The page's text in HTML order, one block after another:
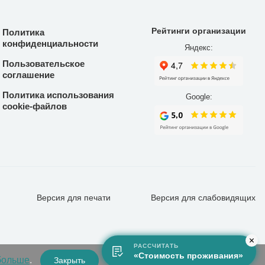
. Закрыть
Политика
конфиденциальности
Пользовательское
соглашение
Политика использования
cookie-файлов
Рейтинги организации
Яндекс:
Google:
Версия для слабовидящих
Версия для печати
РАССЧИТАТЬ
«Стоимость проживания»